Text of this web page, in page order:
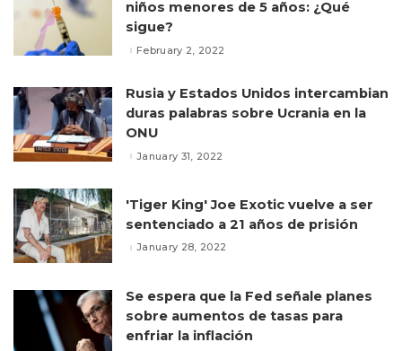
niños menores de 5 años: ¿Qué
sigue?
February 2, 2022
Rusia y Estados Unidos intercambian
duras palabras sobre Ucrania en la
ONU
January 31, 2022
'Tiger King' Joe Exotic vuelve a ser
sentenciado a 21 años de prisión
January 28, 2022
Se espera que la Fed señale planes
sobre aumentos de tasas para
enfriar la inflación